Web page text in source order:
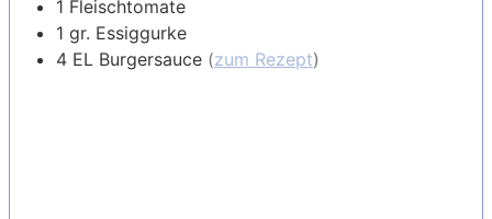
1 Fleischtomate
1 gr. Essiggurke
4 EL Burgersauce (zum Rezept)